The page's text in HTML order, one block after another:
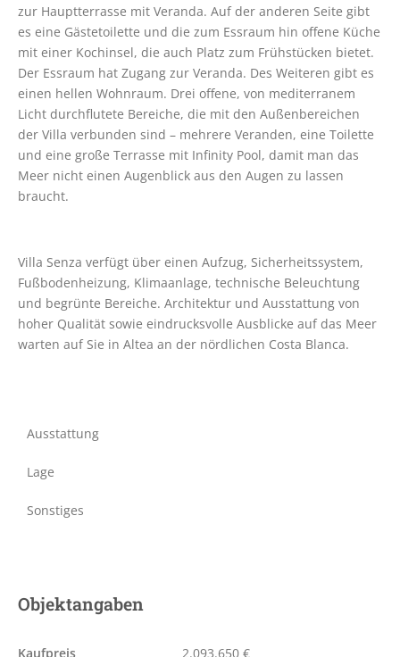
zur Hauptterrasse mit Veranda. Auf der anderen Seite gibt
es eine Gästetoilette und die zum Essraum hin offene Küche
mit einer Kochinsel, die auch Platz zum Frühstücken bietet.
Der Essraum hat Zugang zur Veranda. Des Weiteren gibt es
einen hellen Wohnraum. Drei offene, von mediterranem
Licht durchflutete Bereiche, die mit den Außenbereichen
der Villa verbunden sind – mehrere Veranden, eine Toilette
und eine große Terrasse mit Infinity Pool, damit man das
Meer nicht einen Augenblick aus den Augen zu lassen
braucht.
Villa Senza verfügt über einen Aufzug, Sicherheitssystem,
Fußbodenheizung, Klimaanlage, technische Beleuchtung
und begrünte Bereiche. Architektur und Ausstattung von
hoher Qualität sowie eindrucksvolle Ausblicke auf das Meer
warten auf Sie in Altea an der nördlichen Costa Blanca.
Ausstattung
Lage
Sonstiges
Objektangaben
Kaufpreis 2.093.650 €